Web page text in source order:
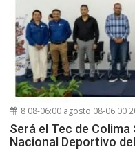
8 08-06:00 agosto 08-06:00
Será el Tec de Colima
Nacional Deportivo